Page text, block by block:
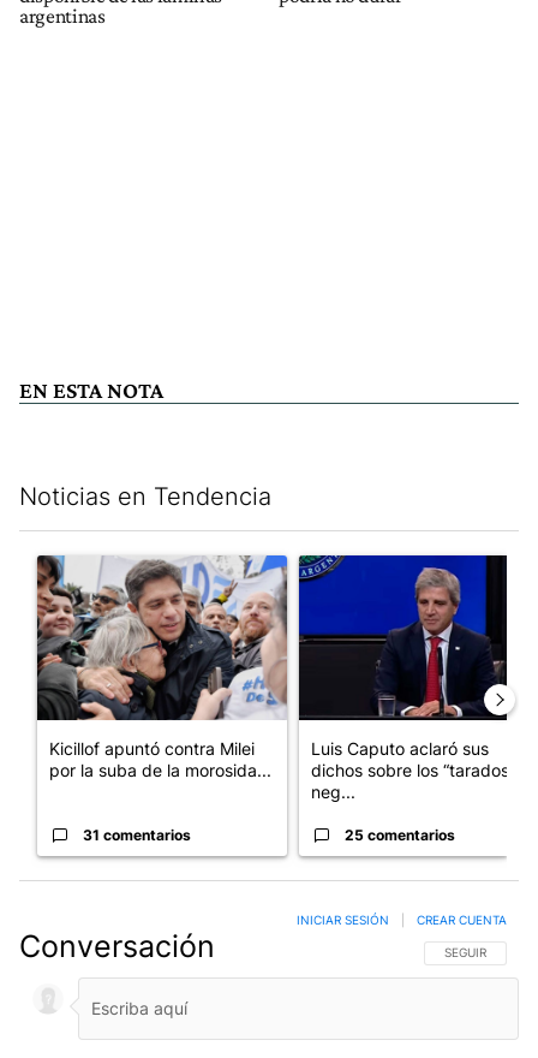
argentinas
EN ESTA NOTA
Noticias en Tendencia
Un artículo de tendencia con el título "Kicillof apuntó contra
Kicillof apuntó contra Milei
por la suba de la morosida...
31 comentarios
Un artículo de tendencia con
Luis Caputo aclaró sus
dichos sobre los “tarados” y
neg...
25 comentarios
Conversación SIGA ESTA
SEGUIR
INICIAR SESIÓN CREAR CUENTA